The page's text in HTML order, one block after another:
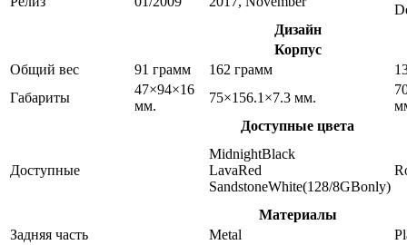
Дизайн
Корпус
Общий вес
91 грамм 162 грамм
Габариты
47×94×16
мм.
75×156.1×7.3 мм.
Доступные цвета
Доступные
MidnightBlack
LavaRed
SandstoneWhite(128/8GBonly)
Материалы
Задняя часть
Metal